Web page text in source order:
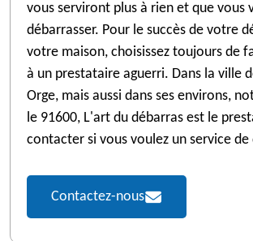
vous serviront plus à rien et que vous
débarrasser. Pour le succès de votre
votre maison, choisissez toujours de
à un prestataire aguerri. Dans la ville
Orge, mais aussi dans ses environs,
le 91600, L'art du débarras est le
contacter si vous voulez un service
Contactez-nous